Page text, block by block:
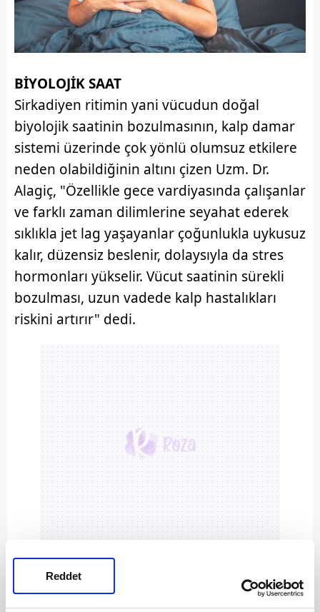
Reddet
BİYOLOJİK SAAT
Sirkadiyen ritimin yani vücudun doğal
biyolojik saatinin bozulmasının, kalp damar
sistemi üzerinde çok yönlü olumsuz etkilere
neden olabildiğinin altını çizen Uzm. Dr.
Alagiç, "Özellikle gece vardiyasında çalışanlar
ve farklı zaman dilimlerine seyahat ederek
sıklıkla jet lag yaşayanlar çoğunlukla uykusuz
kalır, düzensiz beslenir, dolaysıyla da stres
hormonları yükselir. Vücut saatinin sürekli
bozulması, uzun vadede kalp hastalıkları
riskini artırır" dedi.